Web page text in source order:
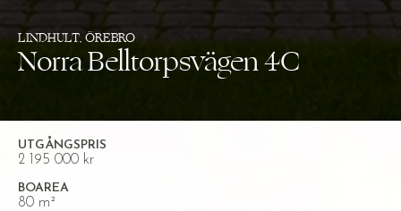
LINDHULT, ÖREBRO
Norra Belltorpsvägen 4C
UTGÅNGSPRIS
2 195 000 kr
BOAREA
80 m²